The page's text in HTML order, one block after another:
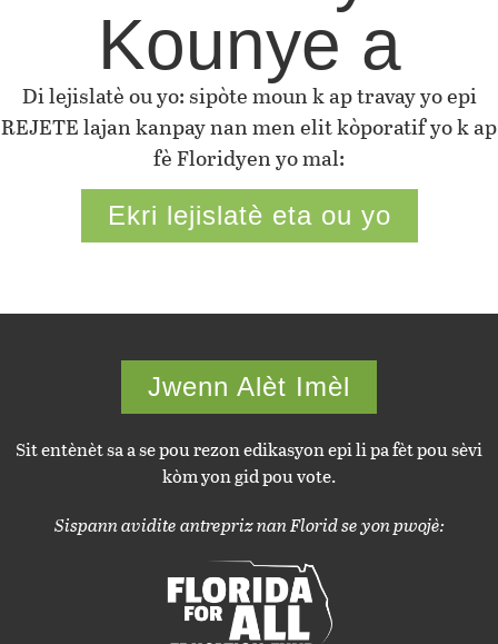
Kounye a
Di lejislatè ou yo: sipòte moun k ap travay yo epi
REJETE lajan kanpay nan men elit kòporatif yo k ap
fè Floridyen yo mal:
Ekri lejislatè eta ou yo
Jwenn Alèt Imèl
Sit entènèt sa a se pou rezon edikasyon epi li pa fèt pou sèvi
kòm yon gid pou vote.
Sispann avidite antrepriz nan Florid se yon pwojè: